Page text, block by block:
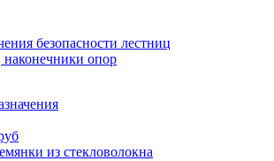
безопасности лестниц
опор
из стекловолокна